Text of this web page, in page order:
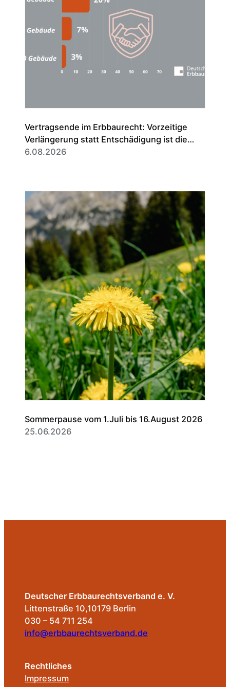
Vertragsende im Erbbaurecht: Vorzeitige
Verlängerung statt Entschädigung ist die
Regel
6.08.2026
Sommerpause vom 1.Juli bis 16.August 2026
25.06.2026
Deutscher Erbbaurechtsverband e. V.
Littenstraße 10,10179 Berlin
030 – 54 711 254
info@erbbaurechtsverband.de
Rechtliches
Impressum